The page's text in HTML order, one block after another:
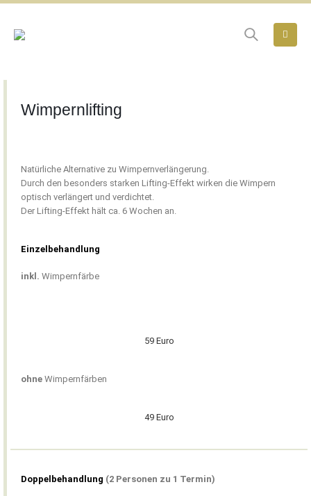
Wimpernlifting
Natürliche Alternative zu Wimpernverlängerung.
Durch den besonders starken Lifting-Effekt wirken die Wimpern
optisch verlängert und verdichtet.
Der Lifting-Effekt hält ca. 6 Wochen an.
Einzelbehandlung
inkl. Wimpernfärbe
59 Euro
ohne Wimpernfärben
49 Euro
Doppelbehandlung (2 Personen zu 1 Termin)